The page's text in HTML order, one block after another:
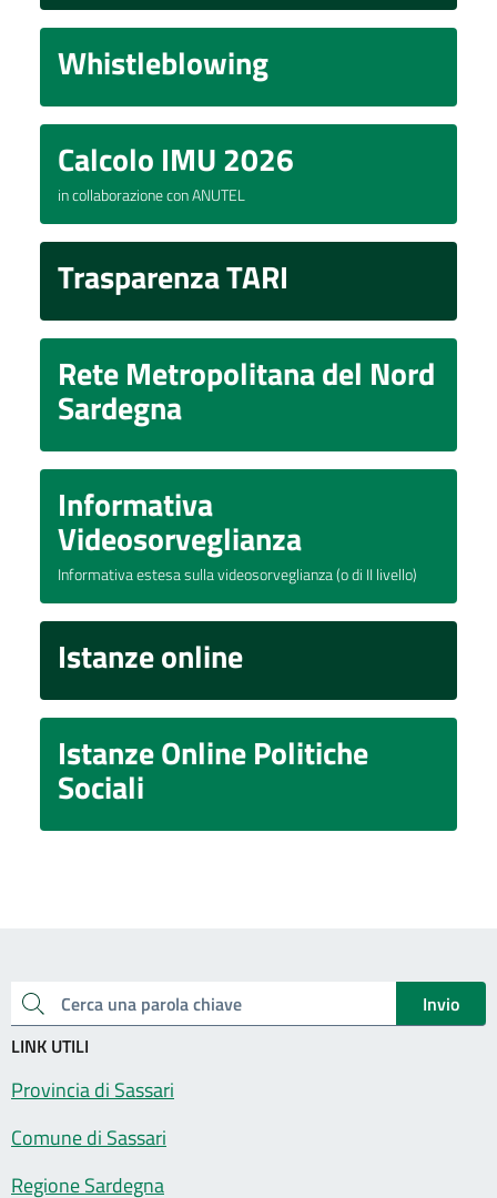
Whistleblowing
Calcolo IMU 2026
in collaborazione con ANUTEL
Trasparenza TARI
Rete Metropolitana del Nord
Sardegna
Informativa
Videosorveglianza
Informativa estesa sulla videosorveglianza (o di II livello)
Istanze online
Istanze Online Politiche
Sociali
Cerca una parola chiave
Invio
LINK UTILI
Provincia di Sassari
Comune di Sassari
Regione Sardegna